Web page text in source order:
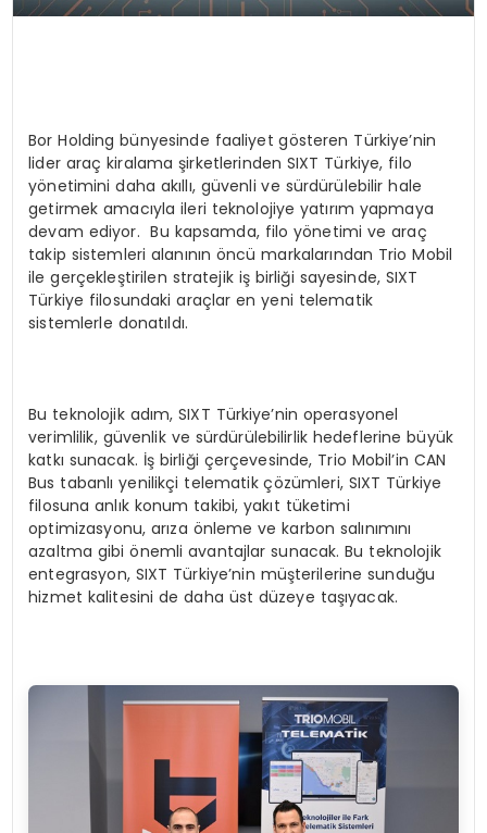
Bor Holding bünyesinde faaliyet gösteren Türkiye’nin
lider araç kiralama şirketlerinden SIXT Türkiye, filo
yönetimini daha akıllı, güvenli ve sürdürülebilir hale
getirmek amacıyla ileri teknolojiye yatırım yapmaya
devam ediyor. Bu kapsamda, filo yönetimi ve araç
takip sistemleri alanının öncü markalarından Trio Mobil
ile gerçekleştirilen stratejik iş birliği sayesinde, SIXT
Türkiye filosundaki araçlar en yeni telematik
sistemlerle donatıldı.
Bu teknolojik adım, SIXT Türkiye’nin operasyonel
verimlilik, güvenlik ve sürdürülebilirlik hedeflerine büyük
katkı sunacak. İş birliği çerçevesinde, Trio Mobil’in CAN
Bus tabanlı yenilikçi telematik çözümleri, SIXT Türkiye
filosuna anlık konum takibi, yakıt tüketimi
optimizasyonu, arıza önleme ve karbon salınımını
azaltma gibi önemli avantajlar sunacak. Bu teknolojik
entegrasyon, SIXT Türkiye’nin müşterilerine sunduğu
hizmet kalitesini de daha üst düzeye taşıyacak.